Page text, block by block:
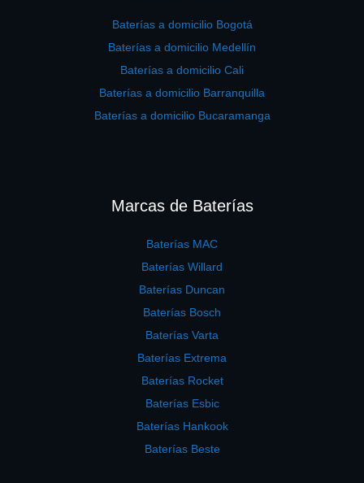
Baterías a domicilio Bogotá
Baterías a domicilio Medellín
Baterías a domicilio Cali
Baterías a domicilio Barranquilla
Baterías a domicilio Bucaramanga
Marcas de Baterías
Baterías MAC
Baterías Willard
Baterías Duncan
Baterías Bosch
Baterías Varta
Baterías Extrema
Baterías Rocket
Baterías Esbic
Baterías Hankook
Baterías Beste